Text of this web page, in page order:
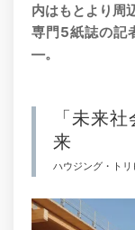
内はもとより周
専門5紙誌の記
―。
「未来
来
ハウジング・トリ